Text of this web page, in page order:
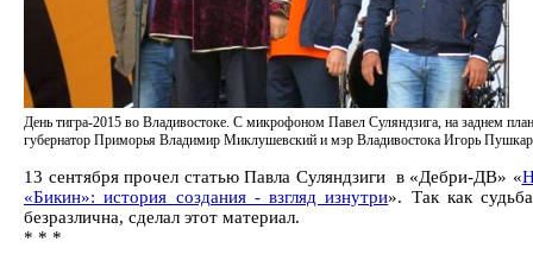
День тигра-2015 во Владивостоке. С микрофоном Павел Суляндзига, на заднем
губернатор Приморья Владимир Миклушевский и мэр Владивостока Игорь
13 сентября прочел статью Павла Суляндзиги в «Дебри-ДВ» «
«Бикин»: история создания - взгляд изнутри». Так как
безразлична, сделал этот материал.
* * *